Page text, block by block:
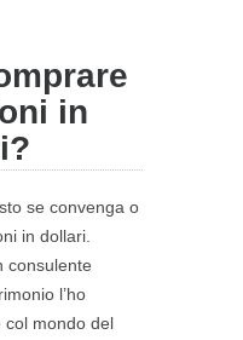
in
se convenga o
in dollari.
consulente
l’ho
col mondo del